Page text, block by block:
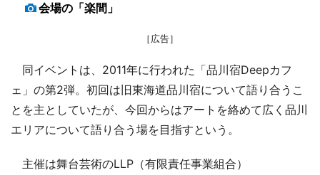
会場の「楽間」
［広告］
同イベントは、2011年に行われた「品川宿Deepカフ
ェ」の第2弾。初回は旧東海道品川宿について語り合うこ
とを主としていたが、今回からはアートを絡めて広く品川
エリアについて語り合う場を目指すという。
主催は舞台芸術のLLP（有限責任事業組合）